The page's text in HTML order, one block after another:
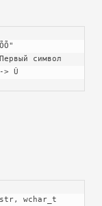
символ
> Û